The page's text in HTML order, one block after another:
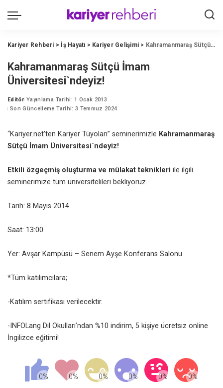
Kariyer Rehberi > İş Hayatı > Kariyer Gelişimi > Kahramanmaraş Sütçü İmam Üniversitesi`ndeyiz!
Kahramanmaraş Sütçü İmam
Üniversitesi`ndeyiz!
Posted
by
Editör Yayınlama Tarihi: 1 Ocak 2013
Son Güncelleme Tarihi: 3 Temmuz 2024
“Kariyer.net’ten Kariyer Tüyoları” seminerimizle Kahramanmaraş
Sütçü İmam Üniversitesi`ndeyiz!
Etkili özgeçmiş oluşturma ve mülakat teknikleri ile ilgili
seminerimize tüm üniversitelileri bekliyoruz.
Tarih: 8 Mayıs 2014
Saat: 13:00
Yer: Avşar Kampüsü – Senem Ayşe Konferans Salonu
*Tüm katılımcılara;
-Katılım sertifikası verilecektir.
-INFOLang Dil Okulları’ndan %10 indirim, 5 kişiye ücretsiz online
İngilizce eğitimi!